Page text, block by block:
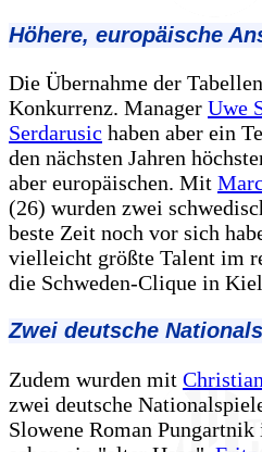
Höhere, europäische
Die Übernahme der
Konkurrenz. Manager Uwe
Serdarusic haben aber ein
den nächsten Jahren
aber europäischen. Mit
(26) wurden zwei
beste Zeit noch vor sich
vielleicht größte Talent im
die Schweden-Clique in
Zwei deutsche
Zudem wurden mit
zwei deutsche
Slowene Roman